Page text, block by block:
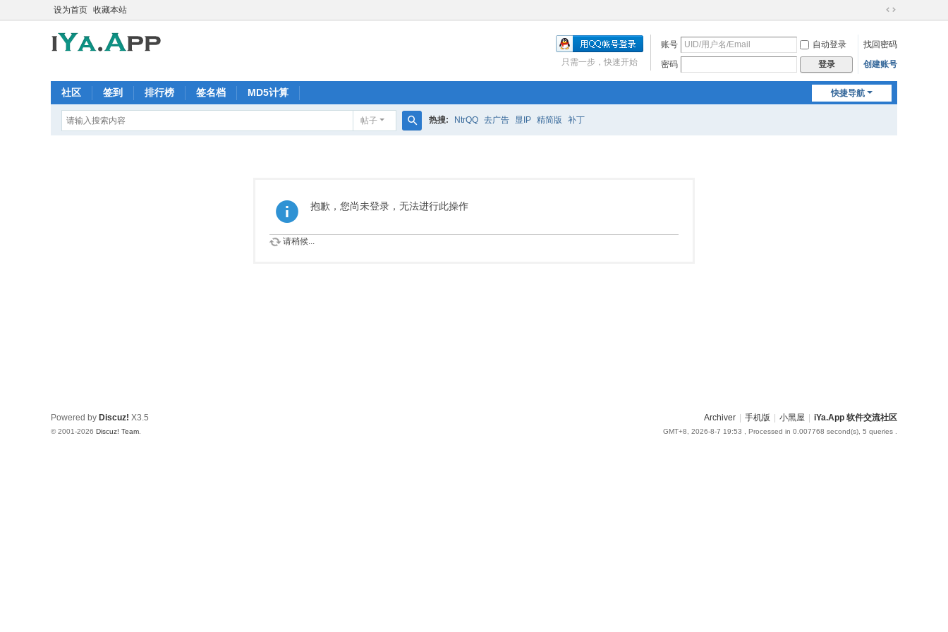
设为首页 收藏本站
切
到
宽
账号 自动登录
找回密码
密码
登录 创建账号
只需一步，快速开始
快捷导航
社区 签到 排行榜 签名档 MD5计算
帖子 热搜: NtrQQ 去广告 显IP 精简版 补丁
抱歉，您尚未登录，无法进行此操作
请稍候...
Archiver 手机版 小黑屋 iYa.App 软件交流社区
GMT+8, 2026-8-7 19:53 , Processed in 0.007768 second(s), 5 queries .
Powered by Discuz! X3.5
© 2001-2026 Discuz! Team